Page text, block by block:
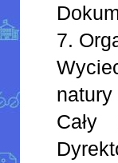
7.
Cały